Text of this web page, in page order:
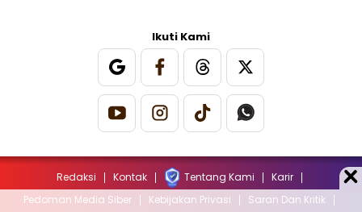
Ikuti Kami
Redaksi Kontak Tentang Kami
Karir
Pedoman Media Siber
Kebijakan Privasi Saran Dan Kritik